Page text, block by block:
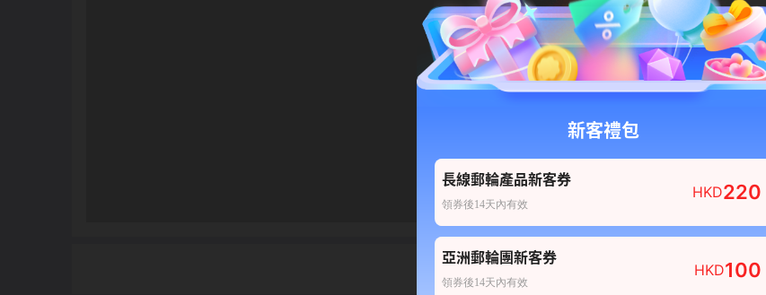
新客禮包
長線郵輪產品新客券
領券後14天內有效
HKD220
亞洲郵輪團新客券
領券後14天內有效
HKD100